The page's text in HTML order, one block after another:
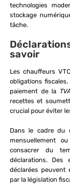
technologies
stockage
tâche.
savoir
Les chauffeurs
obligations
paiement de la
recettes et
crucial pour éviter
Dans le cadre du
mensuellement
consacrer du
déclarations.
déclarées peuvent
par la législation